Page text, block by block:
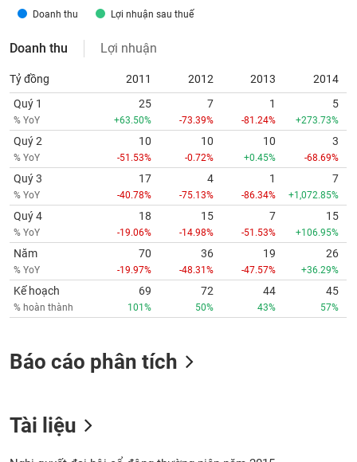
Doanh thu Lợi nhuận sau thuế
Doanh thu Lợi nhuận
Tỷ đồng 2011 2012 2013
2014
Quý 1
% YoY
25
+63.50%
7
-73.39%
1
-81.24%
5
+273.73%
Quý 2
% YoY
10
-51.53%
10
-0.72%
10
+0.45%
3
-68.69%
Quý 3
% YoY
17
-40.78%
4
-75.13%
1
-86.34%
7
+1,072.85%
Quý 4
% YoY
18
-19.06%
15
-14.98%
7
-51.53%
15
+106.95%
Năm
% YoY
70
-19.97%
36
-48.31%
19
-47.57%
26
+36.29%
Kế hoạch
% hoàn thành
69
101%
72
50%
44
43%
45
57%
Báo cáo phân tích
Tài liệu